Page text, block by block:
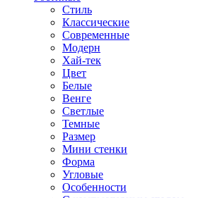
Стиль
Классические
Современные
Модерн
Хай-тек
Цвет
Белые
Венге
Светлые
Темные
Размер
Мини стенки
Форма
Угловые
Особенности